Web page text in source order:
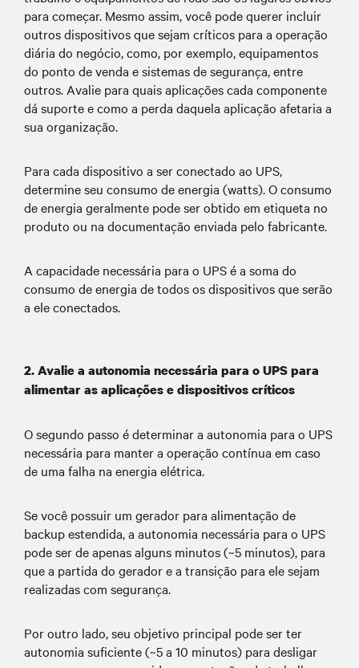
Desastres naturais: tempestades, furacões,
ventanias e outras condições climáticas
Obras e trabalhos na rede elétrica
Acidentes com veículos
Faltas de energia planejadas:
Manutenção na rede elétrica ou upgrades
Faltas de energia planejadas estão agora
ocorrendo em áreas como a Califórnia
como forma de proteção contra incêndios
florestais causados por faíscas vindas de
para começar. Mesmo assim, você pode querer incluir
outros dispositivos que sejam críticos para a operação
diária do negócio, como, por exemplo, equipamentos
do ponto de venda e sistemas de segurança, entre
outros. Avalie para quais aplicações cada componente
dá suporte e como a perda daquela aplicação afetaria a
sua organização.
Para cada dispositivo a ser conectado ao UPS,
determine seu consumo de energia (watts). O consumo
de energia geralmente pode ser obtido em etiqueta no
produto ou na documentação enviada pelo fabricante.
A capacidade necessária para o UPS é a soma do
consumo de energia de todos os dispositivos que serão
a ele conectados.
2. Avalie a autonomia necessária para o UPS para
alimentar as aplicações e dispositivos críticos
O segundo passo é determinar a autonomia para o UPS
necessária para manter a operação contínua em caso
de uma falha na energia elétrica.
Se você possuir um gerador para alimentação de
backup estendida, a autonomia necessária para o UPS
pode ser de apenas alguns minutos (~5 minutos), para
que a partida do gerador e a transição para ele sejam
realizadas com segurança.
Por outro lado, seu objetivo principal pode ser ter
autonomia suficiente (~5 a 10 minutos) para desligar